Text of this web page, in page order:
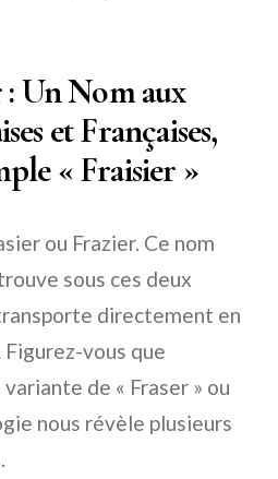
Un Nom aux
et Françaises,
« Fraisier »
ou Frazier. Ce nom
sous ces deux
directement en
Figurez-vous que
de « Fraser » ou
nous révèle plusieurs